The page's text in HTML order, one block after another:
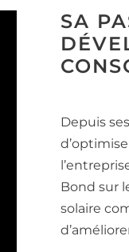
SA
Depuis
Bond sur
solaire